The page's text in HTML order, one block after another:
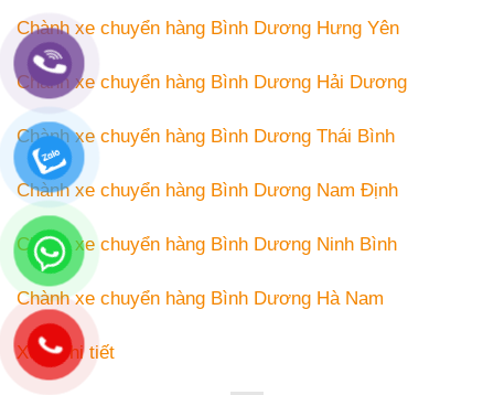
Chành xe chuyển hàng Bình Dương Hưng Yên
Chành xe chuyển hàng Bình Dương Hải Dương
Chành xe chuyển hàng Bình Dương Thái Bình
Chành xe chuyển hàng Bình Dương Nam Định
Chành xe chuyển hàng Bình Dương Ninh Bình
Chành xe chuyển hàng Bình Dương Hà Nam
Xem chi tiết